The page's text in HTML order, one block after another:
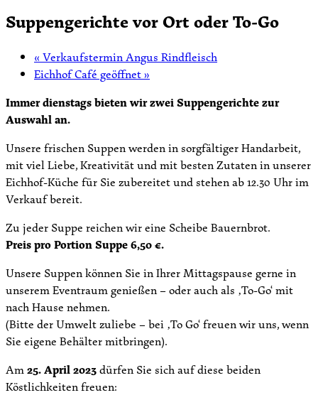
Suppengerichte vor Ort oder To-Go
« Verkaufstermin Angus Rindfleisch
Eichhof Café geöffnet»
Immer dienstags bieten wir zwei Suppengerichte zur
Auswahl an.
Unsere frischen Suppen werden in sorgfältiger Handarbeit,
mit viel Liebe, Kreativität und mit besten Zutaten in unserer
Eichhof-Küche für Sie zubereitet und stehen ab 12.30 Uhr im
Verkauf bereit.
Zu jeder Suppe reichen wir eine Scheibe Bauernbrot.
Preis pro Portion Suppe 6,50 €.
Unsere Suppen können Sie in Ihrer Mittagspause gerne in
unserem Eventraum genießen – oder auch als ‚To-Go‘ mit
nach Hause nehmen.
(Bitte der Umwelt zuliebe – bei ‚To Go‘ freuen wir uns, wenn
Sie eigene Behälter mitbringen).
Am25. April 2023dürfen Sie sich auf diese beiden
Köstlichkeiten freuen: